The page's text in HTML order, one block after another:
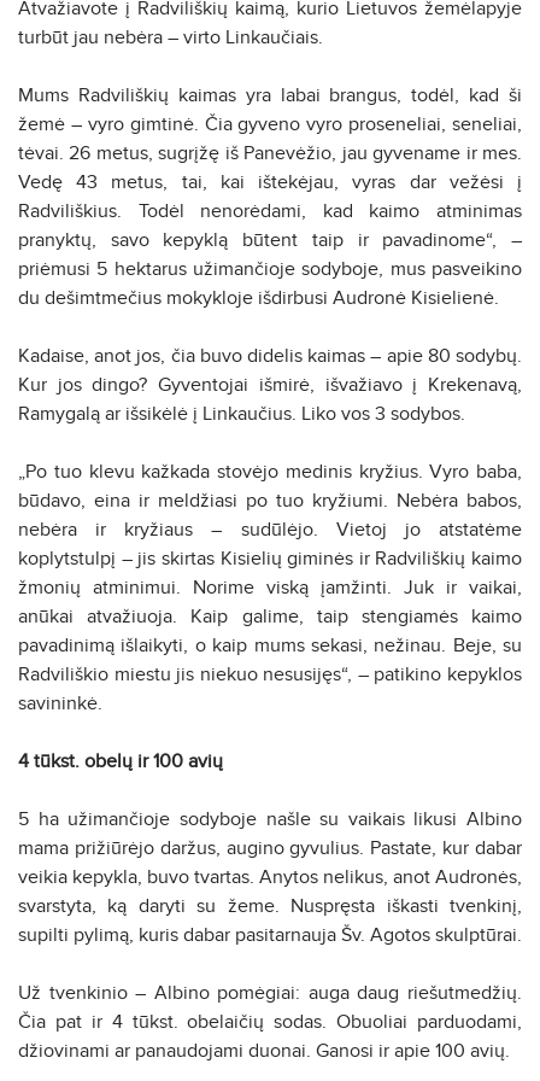
Atvažiavote į Radviliškių kaimą, kurio Lietuvos žemėlapyje
turbūt jau nebėra – virto Linkaučiais.
Mums Radviliškių kaimas yra labai brangus, todėl, kad ši
žemė – vyro gimtinė. Čia gyveno vyro proseneliai, seneliai,
tėvai. 26 metus, sugrįžę iš Panevėžio, jau gyvename ir mes.
Vedę 43 metus, tai, kai ištekėjau, vyras dar vežėsi į
Radviliškius. Todėl nenorėdami, kad kaimo atminimas
pranyktų, savo kepyklą būtent taip ir pavadinome“, –
priėmusi 5 hektarus užimančioje sodyboje, mus pasveikino
du dešimtmečius mokykloje išdirbusi Audronė Kisielienė.
Kadaise, anot jos, čia buvo didelis kaimas – apie 80 sodybų.
Kur jos dingo? Gyventojai išmirė, išvažiavo į Krekenavą,
Ramygalą ar išsikėlė į Linkaučius. Liko vos 3 sodybos.
„Po tuo klevu kažkada stovėjo medinis kryžius. Vyro baba,
būdavo, eina ir meldžiasi po tuo kryžiumi. Nebėra babos,
nebėra ir kryžiaus – sudūlėjo. Vietoj jo atstatėme
koplytstulpį – jis skirtas Kisielių giminės ir Radviliškių kaimo
žmonių atminimui. Norime viską įamžinti. Juk ir vaikai,
anūkai atvažiuoja. Kaip galime, taip stengiamės kaimo
pavadinimą išlaikyti, o kaip mums sekasi, nežinau. Beje, su
Radviliškio miestu jis niekuo nesusijęs“, – patikino kepyklos
savininkė.
4 tūkst. obelų ir 100 avių
5 ha užimančioje sodyboje našle su vaikais likusi Albino
mama prižiūrėjo daržus, augino gyvulius. Pastate, kur dabar
veikia kepykla, buvo tvartas. Anytos nelikus, anot Audronės,
svarstyta, ką daryti su žeme. Nuspręsta iškasti tvenkinį,
supilti pylimą, kuris dabar pasitarnauja Šv. Agotos skulptūrai.
Už tvenkinio – Albino pomėgiai: auga daug riešutmedžių.
Čia pat ir 4 tūkst. obelaičių sodas. Obuoliai parduodami,
džiovinami ar panaudojami duonai. Ganosi ir apie 100 avių.